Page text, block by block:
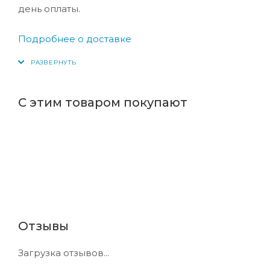
день оплаты.
Подробнее о доставке
С этим товаром покупают
Отзывы
Загрузка отзывов...